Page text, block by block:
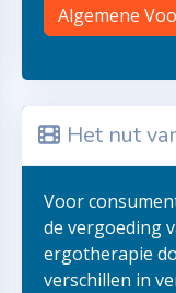
Algemene
Het nut
Voor
de vergoeding
ergotherapie
verschillen in